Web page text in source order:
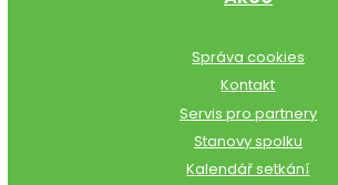
Správa cookies
Kontakt
Servis pro partnery
Stanovy spolku
Kalendář setkání